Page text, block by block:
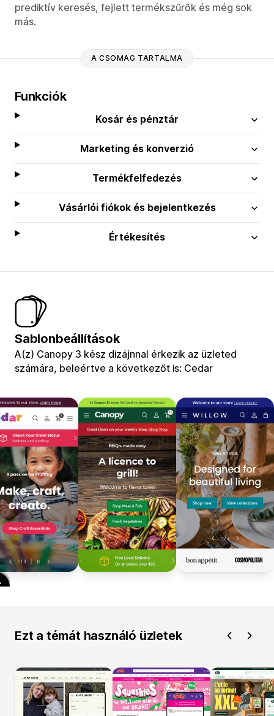
prediktív keresés, fejlett termékszűrők és még sok
más.
A CSOMAG TARTALMA
Funkciók
Kosár és pénztár
Marketing és konverzió
Termékfelfedezés
Vásárlói fiókok és bejelentkezés
Értékesítés
Sablonbeállítások
A(z) Canopy 3 kész dizájnnal érkezik az üzleted
számára, beleértve a következőt is: Cedar
Ezt a témát használó üzletek